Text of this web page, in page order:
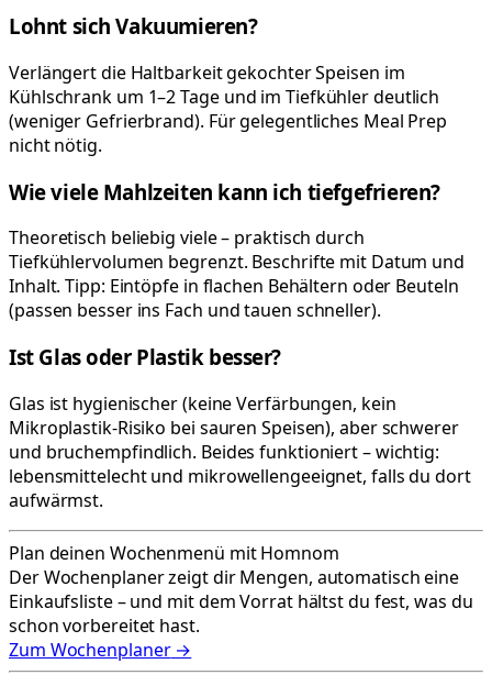
Lohnt sich Vakuumieren?
Verlängert die Haltbarkeit gekochter Speisen im
Kühlschrank um 1–2 Tage und im Tiefkühler deutlich
(weniger Gefrierbrand). Für gelegentliches Meal Prep
nicht nötig.
Wie viele Mahlzeiten kann ich tiefgefrieren?
Theoretisch beliebig viele – praktisch durch
Tiefkühlervolumen begrenzt. Beschrifte mit Datum und
Inhalt. Tipp: Eintöpfe in flachen Behältern oder Beuteln
(passen besser ins Fach und tauen schneller).
Ist Glas oder Plastik besser?
Glas ist hygienischer (keine Verfärbungen, kein
Mikroplastik-Risiko bei sauren Speisen), aber schwerer
und bruchempfindlich. Beides funktioniert – wichtig:
lebensmittelecht und mikrowellengeeignet, falls du dort
aufwärmst.
Plan deinen Wochenmenü mit Homnom
Der Wochenplaner zeigt dir Mengen, automatisch eine
Einkaufsliste – und mit dem Vorrat hältst du fest, was du
schon vorbereitet hast.
Zum Wochenplaner→